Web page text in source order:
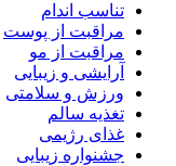
تناسب اندام
مراقبت از پوست
مراقبت از مو
آرایشی و زیبایی
ورزش و سلامتی
تغذیه سالم
غذای رژیمی
جشنواره زیبایی